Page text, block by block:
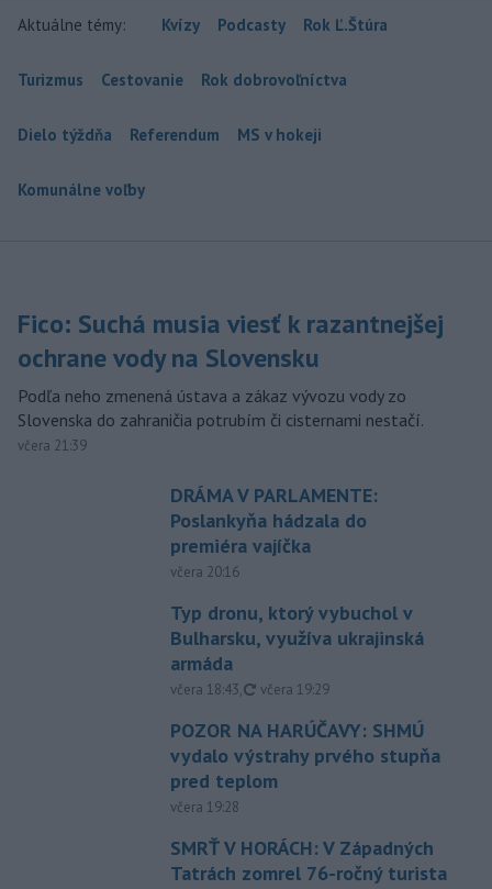
Aktuálne témy: Kvízy Podcasty Rok Ľ.Štúra
Turizmus Cestovanie Rok dobrovoľníctva
Dielo týždňa Referendum MS v hokeji
Komunálne voľby
Fico: Suchá musia viesť k razantnejšej
ochrane vody na Slovensku
Podľa neho zmenená ústava a zákaz vývozu vody zo
Slovenska do zahraničia potrubím či cisternami nestačí.
včera 21:39
DRÁMA V PARLAMENTE:
Poslankyňa hádzala do
premiéra vajíčka
včera 20:16
Typ dronu, ktorý vybuchol v
Bulharsku, využíva ukrajinská
armáda
včera 18:43, aktualizované
včera 19:29
POZOR NA HARÚČAVY: SHMÚ
vydalo výstrahy prvého stupňa
pred teplom
včera 19:28
SMRŤ V HORÁCH: V Západných
Tatrách zomrel 76-ročný turista